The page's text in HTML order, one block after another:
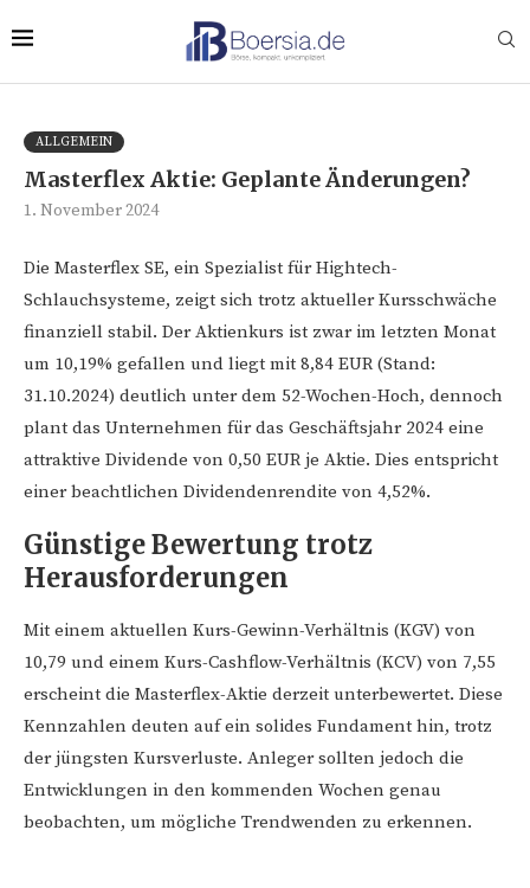
ALLGEMEIN
Masterflex Aktie: Geplante Änderungen?
1. November 2024
Die Masterflex SE, ein Spezialist für Hightech-
Schlauchsysteme, zeigt sich trotz aktueller Kursschwäche
finanziell stabil. Der Aktienkurs ist zwar im letzten Monat
um 10,19% gefallen und liegt mit 8,84 EUR (Stand:
31.10.2024) deutlich unter dem 52-Wochen-Hoch, dennoch
plant das Unternehmen für das Geschäftsjahr 2024 eine
attraktive Dividende von 0,50 EUR je Aktie. Dies entspricht
einer beachtlichen Dividendenrendite von 4,52%.
Günstige Bewertung trotz
Herausforderungen
Mit einem aktuellen Kurs-Gewinn-Verhältnis (KGV) von
10,79 und einem Kurs-Cashflow-Verhältnis (KCV) von 7,55
erscheint die Masterflex-Aktie derzeit unterbewertet. Diese
Kennzahlen deuten auf ein solides Fundament hin, trotz
der jüngsten Kursverluste. Anleger sollten jedoch die
Entwicklungen in den kommenden Wochen genau
beobachten, um mögliche Trendwenden zu erkennen.